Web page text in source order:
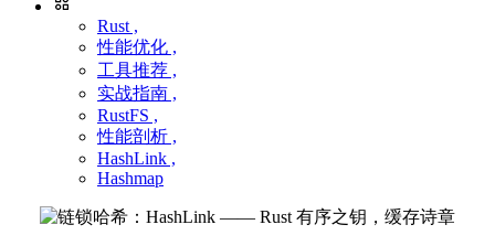
Rust ,
性能优化 ,
工具推荐 ,
实战指南 ,
RustFS ,
性能剖析 ,
HashLink ,
Hashmap